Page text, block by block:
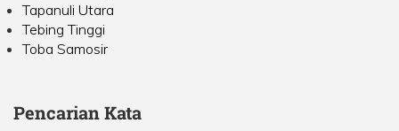
Tapanuli Utara
Tebing Tinggi
Toba Samosir
Pencarian Kata